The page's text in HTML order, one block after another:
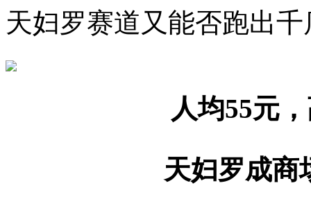
天妇罗赛道又能否跑出
人均55元
天妇罗成商